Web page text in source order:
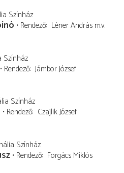
Színház
Rendező Léner András m.v.
Színház
Rendező Jámbor József
Színház
Rendező Czajlik József
Színház
Rendező Forgács Miklós